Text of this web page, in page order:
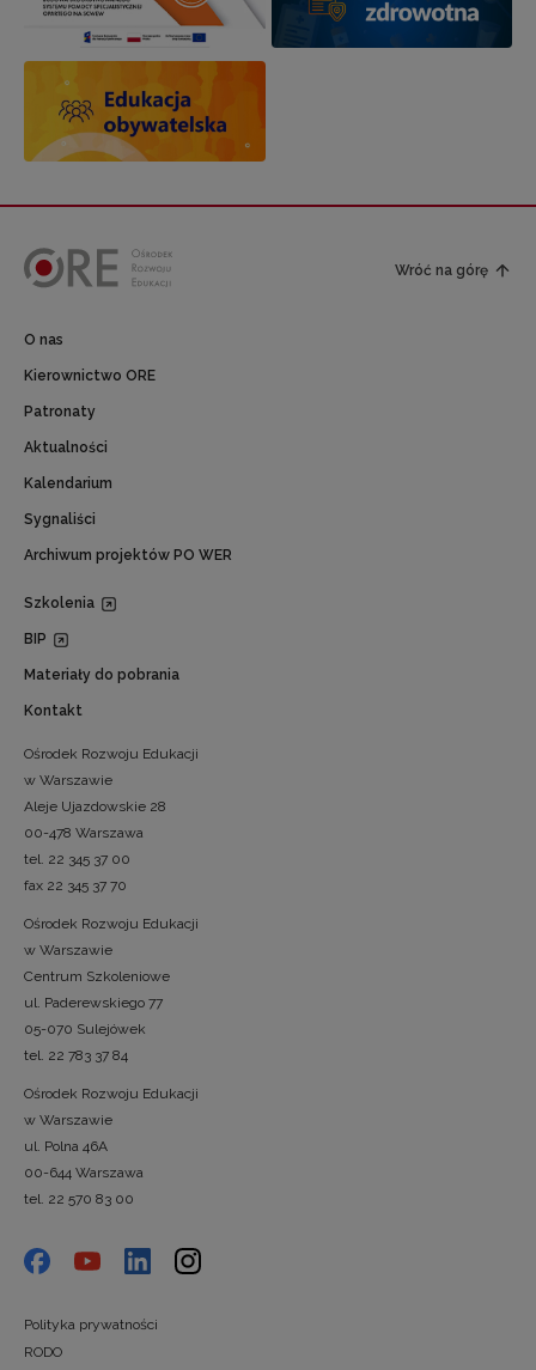
Wróć na górę
O nas
Kierownictwo ORE
Patronaty
Aktualności
Kalendarium
Sygnaliści
Archiwum projektów PO WER
Szkolenia
BIP
Materiały do pobrania
Kontakt
Ośrodek Rozwoju Edukacji
w Warszawie
Aleje Ujazdowskie 28
00-478 Warszawa
tel. 22 345 37 00
fax 22 345 37 70
Ośrodek Rozwoju Edukacji
w Warszawie
Centrum Szkoleniowe
ul. Paderewskiego 77
05-070 Sulejówek
tel. 22 783 37 84
Ośrodek Rozwoju Edukacji
w Warszawie
ul. Polna 46A
00-644 Warszawa
tel. 22 570 83 00
Polityka prywatności
RODO